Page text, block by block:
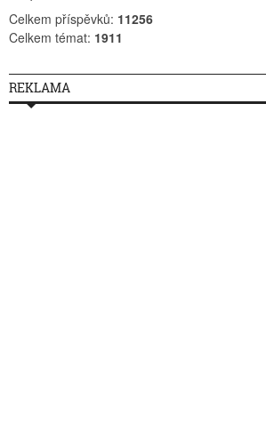
Celkem příspěvků: 11256
Celkem témat: 1911
REKLAMA